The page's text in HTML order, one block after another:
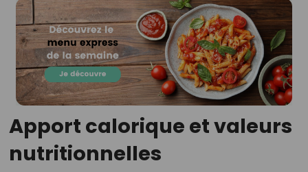
Apport calorique et valeurs
nutritionnelles